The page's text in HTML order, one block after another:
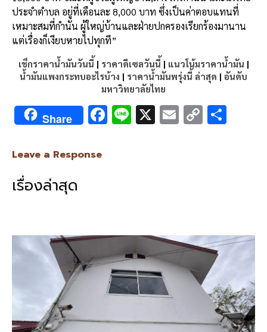
ประจำตำบล อยู่ที่เดือนละ 8,000 บาท ซึ่งเป็นค่าตอบแทนที่
เหมาะสมที่กำนัน ผู้ใหญ่บ้านและฝ่ายปกครองเรียกร้องมานาน
แต่เรื่องก็เงียบหายไปทุกที”
เช็กราคาน้ำมันวันนี้ | ราคาดีเซลวันนี้ | แนวโน้มราคาน้ำมัน |
น้ำมันแพงกระทบอะไรบ้าง | ราคาน้ำมันพรุ่งนี้ ล่าสุด | อันดับ
มหาวิทยาลัยไทย
Share F
k
Li X E C
Leave a Response
เรื่องล่าสุด